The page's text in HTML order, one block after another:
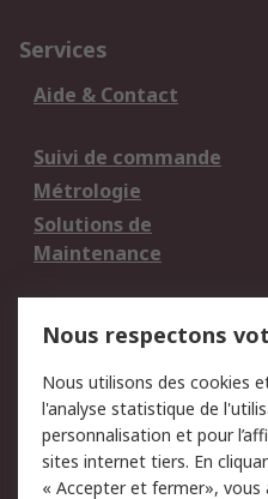
Services
Aide & Contact
Suivi de commande
Métrologie
Solutions de
Maintenance
du site
Politique de protection
des données - Mise à
jour
Nous respectons
Nous utilisons des cookies
l'analyse statistique de
personnalisation et pour
sites internet tiers. En
« Accepter et fermer»,